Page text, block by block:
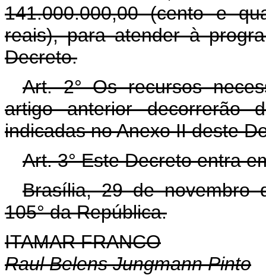
141.000.000,00 (cento e
reais), para atender à
Decreto.
Art. 2° Os recursos
artigo anterior decorrerão
indicadas no Anexo II deste
Art. 3° Este Decreto entra
Brasília, 29 de novembro
105° da República.
ITAMAR FRANCO
Raul Belens Jungmann Pinto